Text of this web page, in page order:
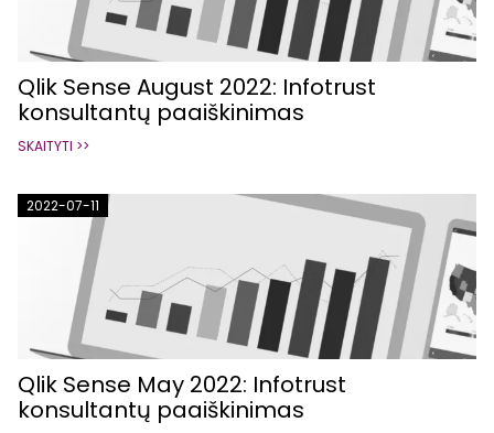
Qlik Sense August 2022: Infotrust
konsultantų paaiškinimas
SKAITYTI >>
2022-07-11
Qlik Sense May 2022: Infotrust
konsultantų paaiškinimas